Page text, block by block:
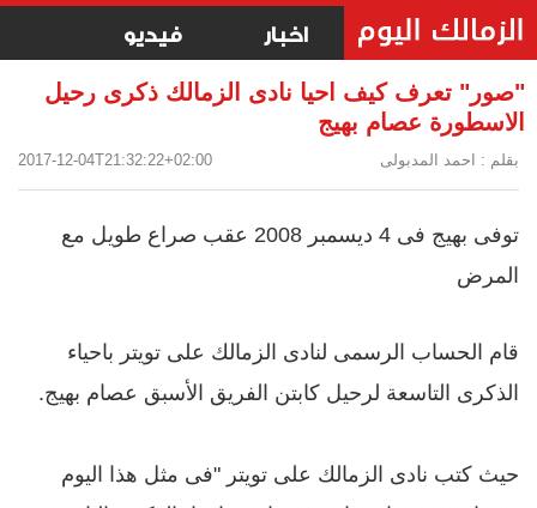
اخبار فيديو
"صور" تعرف كيف احيا نادى الزمالك ذكرى رحيل
الاسطورة عصام بهيج
بقلم : احمد المدبولى 2017-12-04T21:32:22+02:00
توفى بهيج فى 4 ديسمبر 2008 عقب صراع طويل مع
المرض
قام الحساب الرسمى لنادى الزمالك على تويتر باحياء
الذكرى التاسعة لرحيل كابتن الفريق الأسبق عصام بهيج.
حيث كتب نادى الزمالك على تويتر "فى مثل هذا اليوم